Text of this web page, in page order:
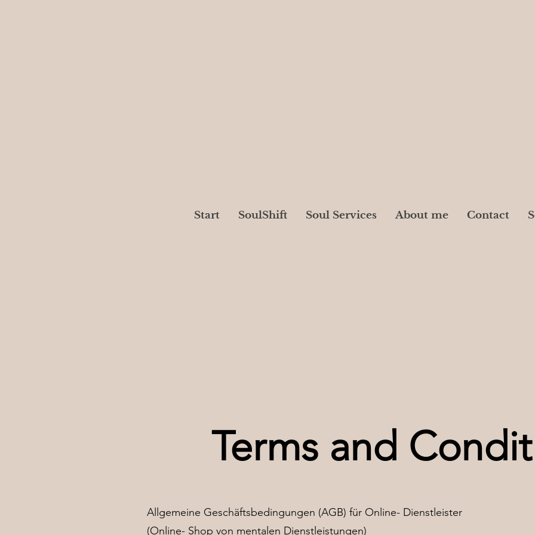
Start SoulShift Soul Services About me Contact
Terms and
Allgemeine Geschäftsbedingungen (AGB) für Online- Dienstleister
(Online- Shop von mentalen Dienstleistungen)